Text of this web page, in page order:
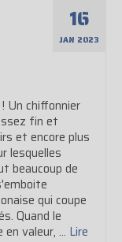
16
JAN 2023
Un chiffonnier
fin et
et encore plus
lesquelles
beaucoup de
qui coupe
Quand le
valeur, … Lire